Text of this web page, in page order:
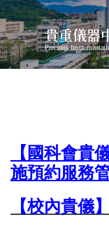
區
塊
貴重儀器
Precious
【國科會貴
施預約服務
【校內貴儀